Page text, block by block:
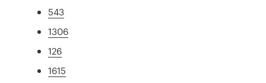
543
1306
126
1615